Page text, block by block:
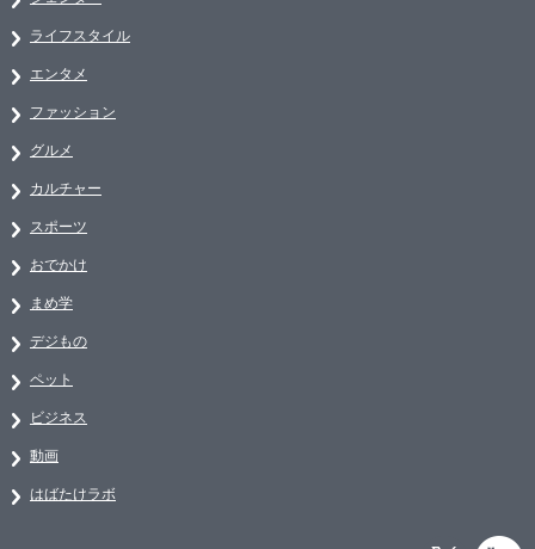
ライフスタイル
エンタメ
ファッション
グルメ
カルチャー
スポーツ
おでかけ
まめ学
デジもの
ペット
ビジネス
動画
はばたけラボ